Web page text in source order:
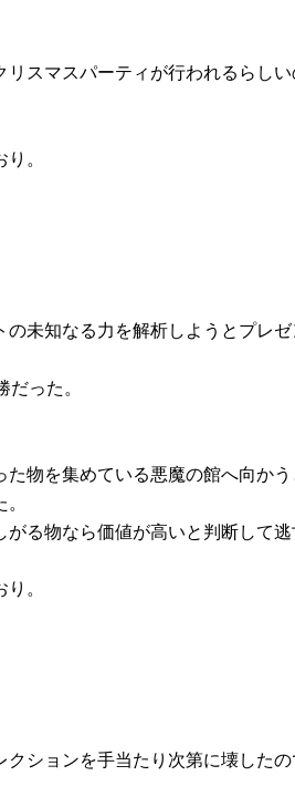
リスマスパーティが行われるらし
。
未知なる力を解析しようとプレ
った。
た物を集めている悪魔の館へ向か
る物なら価値が高いと判断して逃
。
クションを手当たり次第に壊した